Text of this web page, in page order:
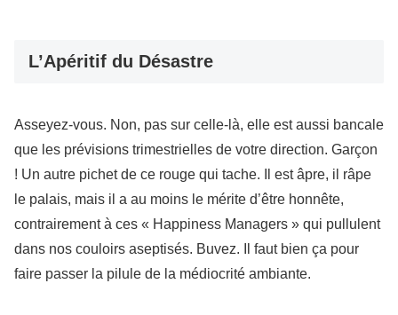
L’Apéritif du Désastre
Asseyez-vous. Non, pas sur celle-là, elle est aussi bancale
que les prévisions trimestrielles de votre direction. Garçon
! Un autre pichet de ce rouge qui tache. Il est âpre, il râpe
le palais, mais il a au moins le mérite d’être honnête,
contrairement à ces « Happiness Managers » qui pullulent
dans nos couloirs aseptisés. Buvez. Il faut bien ça pour
faire passer la pilule de la médiocrité ambiante.